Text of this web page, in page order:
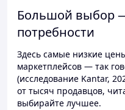
Большой выбор
потребности
Здесь самые низкие
маркетплейсов — так
(исследование Kantar,
от тысяч продавцов,
выбирайте лучшее.